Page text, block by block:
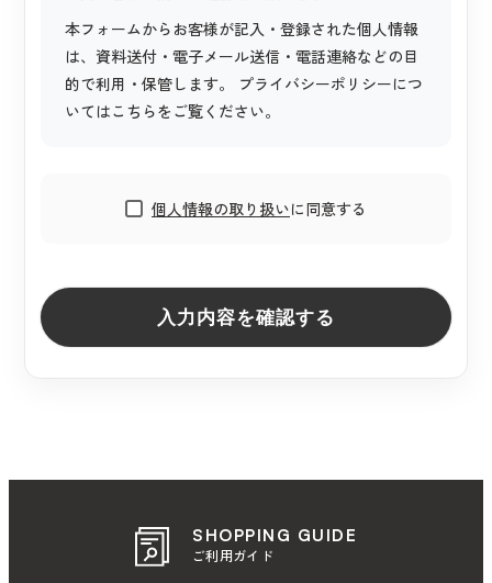
本フォームからお客様が記入・登録された個人情報
は、資料送付・電子メール送信・電話連絡などの目
的で利用・保管します。 プライバシーポリシーにつ
いてはこちらをご覧ください。
個人情報の取り扱いに同意する
入力内容を確認する
SHOPPING GUIDE
ご利用ガイド